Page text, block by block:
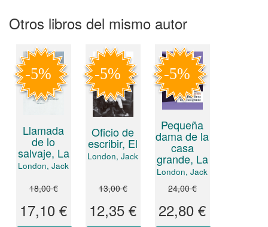
Otros libros del mismo autor
Llamada
de lo
salvaje, La
London, Jack
18,00 €
17,10 €
Oficio de
escribir, El
London, Jack
13,00 €
12,35 €
Pequeña
dama de la
casa
grande, La
London, Jack
24,00 €
22,80 €